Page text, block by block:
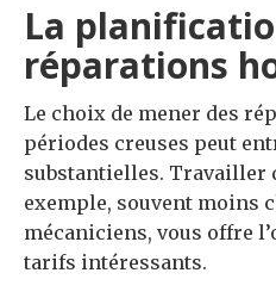
La
réparations
Le choix de mener des
périodes creuses peut
substantielles. Travailler
exemple, souvent moins
mécaniciens, vous offre
tarifs intéressants.